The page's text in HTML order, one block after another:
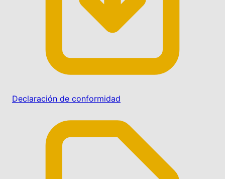
Declaración de conformidad